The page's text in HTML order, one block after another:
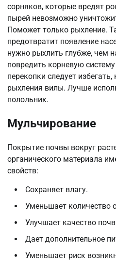
сорняков, которые вредят
пырей невозможно
Поможет только рыхление.
предотвратит появление
нужно рыхлить глубже, чем
повредить корневую
перекопки следует
рыхления вилы. Лучше
полольник.
Мульчирование
Покрытие почвы вокруг
органического материала
свойств:
Сохраняет влагу.
Уменьшает количество
Улучшает качество
Дает дополнительное
Уменьшает риск